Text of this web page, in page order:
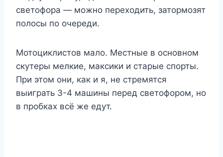
светофора — можно переходить, затормозят
полосы по очереди.
Мотоциклистов мало. Местные в основном
скутеры мелкие, максики и старые спорты.
При этом они, как и я, не стремятся
выиграть 3-4 машины перед светофором, но
в пробках всё же едут.